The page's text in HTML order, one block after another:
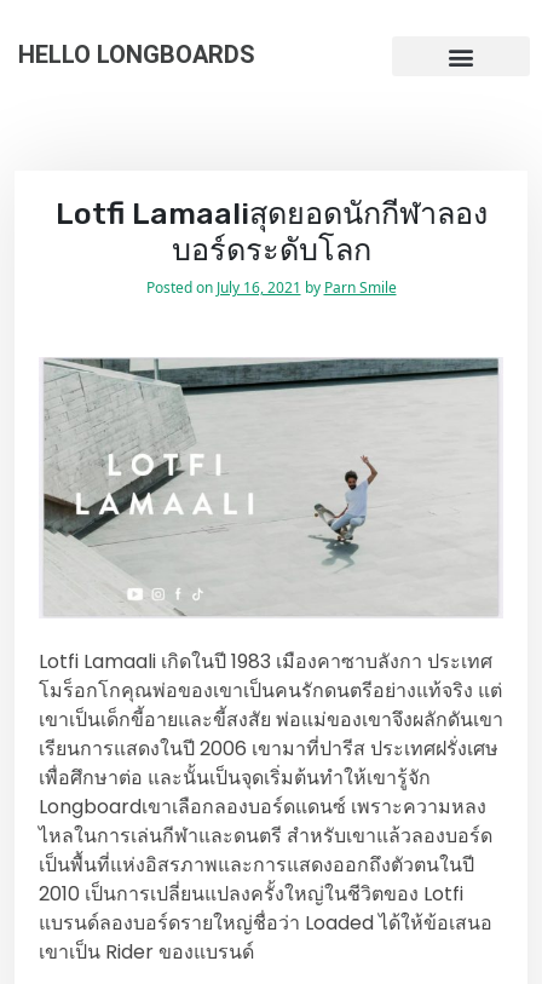
HELLO LONGBOARDS
Lotfi Lamaaliสุดยอดนักกีฬาลอง
บอร์ดระดับโลก
Posted on July 16, 2021 by Parn Smile
Lotfi Lamaali เกิดในปี 1983 เมืองคาซาบลังกา ประเทศ
โมร็อกโกคุณพ่อของเขาเป็นคนรักดนตรีอย่างแท้จริง แต่
เขาเป็นเด็กขี้อายและขี้สงสัย พ่อแม่ของเขาจึงผลักดันเขา
เรียนการแสดงในปี 2006 เขามาที่ปารีส ประเทศฝรั่งเศษ
เพื่อศึกษาต่อ และนั้นเป็นจุดเริ่มต้นทำให้เขารู้จัก
Longboardเขาเลือกลองบอร์ดแดนซ์ เพราะความหลง
ไหลในการเล่นกีฬาและดนตรี สำหรับเขาแล้วลองบอร์ด
เป็นพื้นที่แห่งอิสรภาพและการแสดงออกถึงตัวตนในปี
2010 เป็นการเปลี่ยนแปลงครั้งใหญ่ในชีวิตของ Lotfi
แบรนด์ลองบอร์ดรายใหญ่ชื่อว่า Loaded ได้ให้ข้อเสนอ
เขาเป็น Rider ของแบรนด์